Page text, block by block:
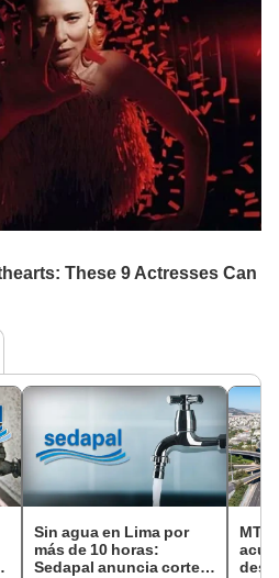
Sin agua en Lima por
más de 10 horas:
Sedapal anuncia corte
MTC